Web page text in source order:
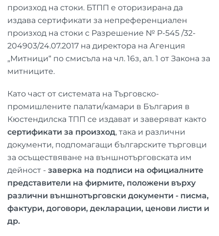
произход на стоки. БТПП е оторизирана да
издава сертификати за непреференциален
произход на стоки с Разрешение № Р-545 /32-
204903/24.07.2017 на директора на Агенция
„Митници“ по смисъла на чл. 16з, ал. 1 от Закона за
митниците.
Като част от системата на Търговско-
промишлените палати/камари в България в
Кюстендилска ТПП се издават и заверяват както
сертификати за произход, така и различни
документи, подпомагащи българските търговци
за осъществяване на външнотърговската им
дейност - заверка на подписи на официалните
представители на фирмите, положени върху
различни външнотърговски документи - писма,
фактури, договори, декларации, ценови листи и
др.